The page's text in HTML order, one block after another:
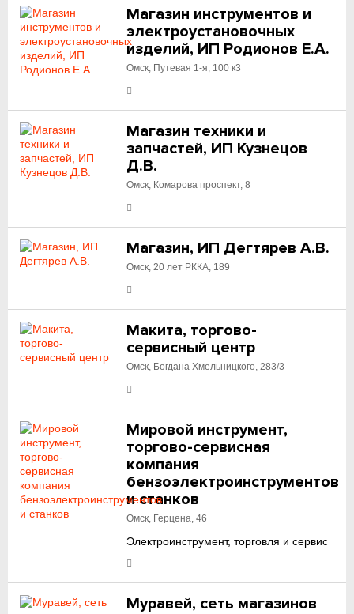
Магазин инструментов и
электроустановочных
изделий, ИП Родионов Е.А.
Омск, Путевая 1-я, 100 к3
Магазин техники и
запчастей, ИП Кузнецов
Д.В.
Омск, Комарова проспект, 8
Магазин, ИП Дегтярев А.В.
Омск, 20 лет РККА, 189
Макита, торгово-
сервисный центр
Омск, Богдана Хмельницкого, 283/3
Мировой инструмент,
торгово-сервисная
компания
бензоэлектроинструментов
и станков
Омск, Герцена, 46
Электроинструмент, торговля и сервис
Муравей, сеть магазинов